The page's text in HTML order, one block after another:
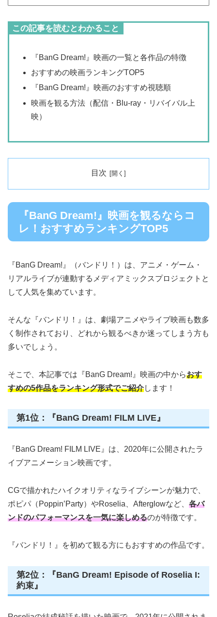
この記事を読むとわかること
『BanG Dream!』映画の一覧と各作品の特徴
おすすめの映画ランキングTOP5
『BanG Dream!』映画のおすすめ視聴順
映画を観る方法（配信・Blu-ray・リバイバル上
映）
目次
『BanG Dream!』映画を観るならコ
レ！おすすめランキングTOP5
『BanG Dream!』（バンドリ！）は、アニメ・ゲーム・
リアルライブが連動するメディアミックスプロジェクトと
して人気を集めています。
そんな『バンドリ！』は、劇場アニメやライブ映画も数多
く制作されており、どれから観るべきか迷ってしまう方も
多いでしょう。
そこで、本記事では『BanG Dream!』映画の中からおす
すめの5作品をランキング形式でご紹介します！
第1位：『BanG Dream! FILM LIVE』
『BanG Dream! FILM LIVE』は、2020年に公開されたラ
イブアニメーション映画です。
CGで描かれたハイクオリティなライブシーンが魅力で、
ポピパ（Poppin’Party）やRoselia、Afterglowなど、 各バ
ンドのパフォーマンスを一気に楽しめるのが特徴です。
『バンドリ！』を初めて観る方にもおすすめの作品です。
第2位：『BanG Dream! Episode of Roselia I:
約束』